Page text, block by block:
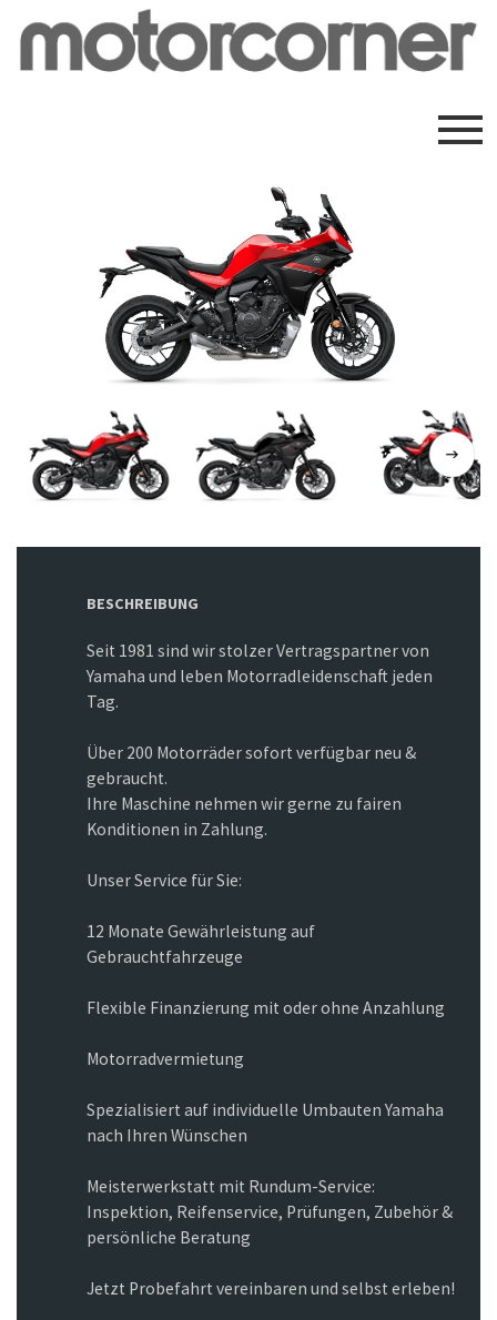
Previous
BESCHREIBUNG
Seit 1981 sind wir stolzer Vertragspartner von
Yamaha und leben Motorradleidenschaft jeden
Tag.
Über 200 Motorräder sofort verfügbar neu &
gebraucht.
Ihre Maschine nehmen wir gerne zu fairen
Konditionen in Zahlung.
Unser Service für Sie:
12 Monate Gewährleistung auf
Gebrauchtfahrzeuge
Flexible Finanzierung mit oder ohne Anzahlung
Motorradvermietung
Spezialisiert auf individuelle Umbauten Yamaha
nach Ihren Wünschen
Meisterwerkstatt mit Rundum-Service:
Inspektion, Reifenservice, Prüfungen, Zubehör &
persönliche Beratung
Jetzt Probefahrt vereinbaren und selbst erleben!